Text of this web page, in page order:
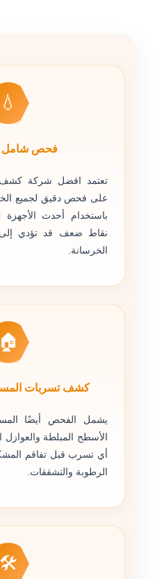
💧
فحص شامل
تعتمد افضل شركة كشف
على فحص دقيق لجميع
باستخدام أحدث الأجهزة
نقاط ضعف قد تؤدي إلى
الخرسانة.
🏠
كشف تسربات
يشمل الفحص أيضًا
الأسطح المبلطة والعوازل
أي تسرب قبل تفاقم
الرطوبة والتشققات.
🛠